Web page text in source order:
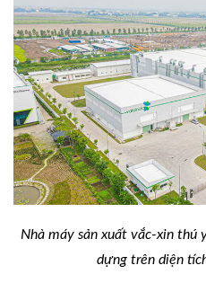
Nhà máy sản xuất vắc-xin thú
dựng trên diện